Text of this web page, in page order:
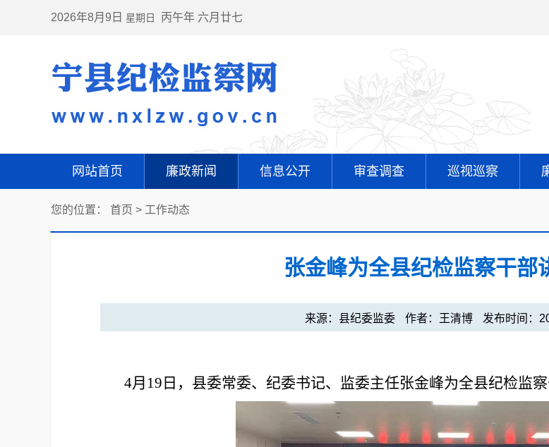
2026年8月9日 星期日 丙午年 六月廿七
网站首页 廉政新闻 信息公开 审查调查 巡视巡察
您的位置： 首页 > 工作动态
张金峰为全县纪检监察干部
来源：县纪委监委 作者：王清博 发布时间：
4月19日， 县委常委、纪委书记、监委主任张金峰为全县纪检监察